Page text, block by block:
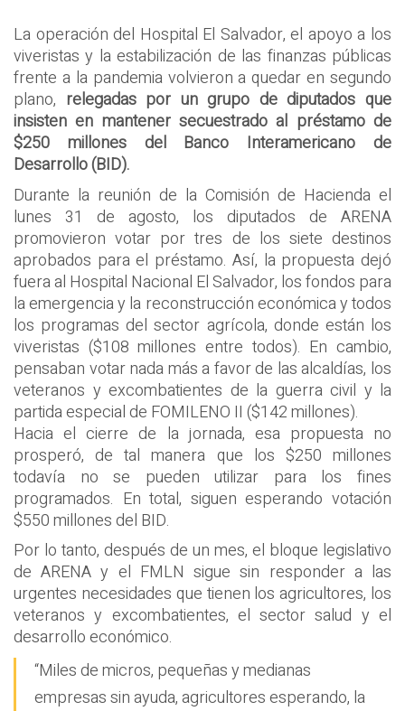
La operación del Hospital El Salvador, el apoyo a los
viveristas y la estabilización de las finanzas públicas
frente a la pandemia volvieron a quedar en segundo
plano, relegadas por un grupo de diputados que
insisten en mantener secuestrado al préstamo de
$250 millones del Banco Interamericano de
Desarrollo (BID).
Durante la reunión de la Comisión de Hacienda el
lunes 31 de agosto, los diputados de ARENA
promovieron votar por tres de los siete destinos
aprobados para el préstamo. Así, la propuesta dejó
fuera al Hospital Nacional El Salvador, los fondos para
la emergencia y la reconstrucción económica y todos
los programas del sector agrícola, donde están los
viveristas ($108 millones entre todos). En cambio,
pensaban votar nada más a favor de las alcaldías, los
veteranos y excombatientes de la guerra civil y la
partida especial de FOMILENO II ($142 millones).
Hacia el cierre de la jornada, esa propuesta no
prosperó, de tal manera que los $250 millones
todavía no se pueden utilizar para los fines
programados. En total, siguen esperando votación
$550 millones del BID.
Por lo tanto, después de un mes, el bloque legislativo
de ARENA y el FMLN sigue sin responder a las
urgentes necesidades que tienen los agricultores, los
veteranos y excombatientes, el sector salud y el
desarrollo económico.
“Miles de micros, pequeñas y medianas
empresas sin ayuda, agricultores esperando, la